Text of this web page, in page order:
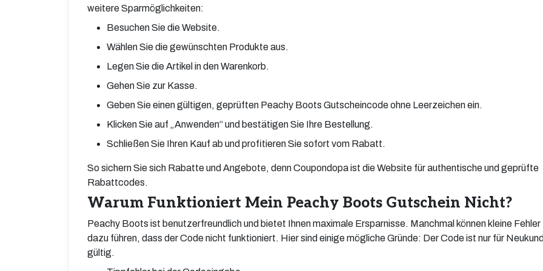
weitere Sparmöglichkeiten:
Besuchen Sie die Website.
Wählen Sie die gewünschten Produkte aus.
Legen Sie die Artikel in den Warenkorb.
Gehen Sie zur Kasse.
Geben Sie einen gültigen, geprüften Peachy Boots Gutscheincode ohne Leerzeichen ein.
Klicken Sie auf „Anwenden“ und bestätigen Sie Ihre Bestellung.
Schließen Sie Ihren Kauf ab und profitieren Sie sofort vom Rabatt.
So sichern Sie sich Rabatte und Angebote, denn Coupondopa ist die Website für authentische und geprüfte
Rabattcodes.
Warum Funktioniert Mein Peachy Boots Gutschein Nicht?
Peachy Boots ist benutzerfreundlich und bietet Ihnen maximale Ersparnisse. Manchmal können kleine Fehler
dazu führen, dass der Code nicht funktioniert. Hier sind einige mögliche Gründe: Der Code ist nur für
gültig.